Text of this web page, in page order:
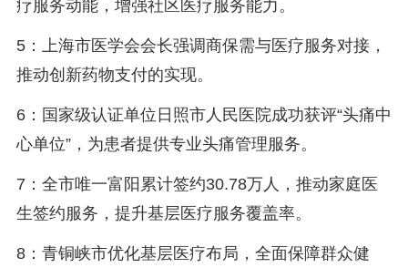
疗服务动能，增强社区医疗服务能力。
5：上海市医学会会长强调商保需与医疗服务对接，
推动创新药物支付的实现。
6：国家级认证单位日照市人民医院成功获评“头痛中
心单位”，为患者提供专业头痛管理服务。
7：全市唯一富阳累计签约30.78万人，推动家庭医
生签约服务，提升基层医疗服务覆盖率。
8：青铜峡市优化基层医疗布局，全面保障群众健